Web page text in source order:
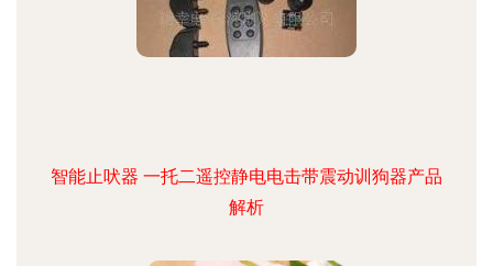
智能止吠器 一托二遥控静电电击带震动训狗器产品
解析